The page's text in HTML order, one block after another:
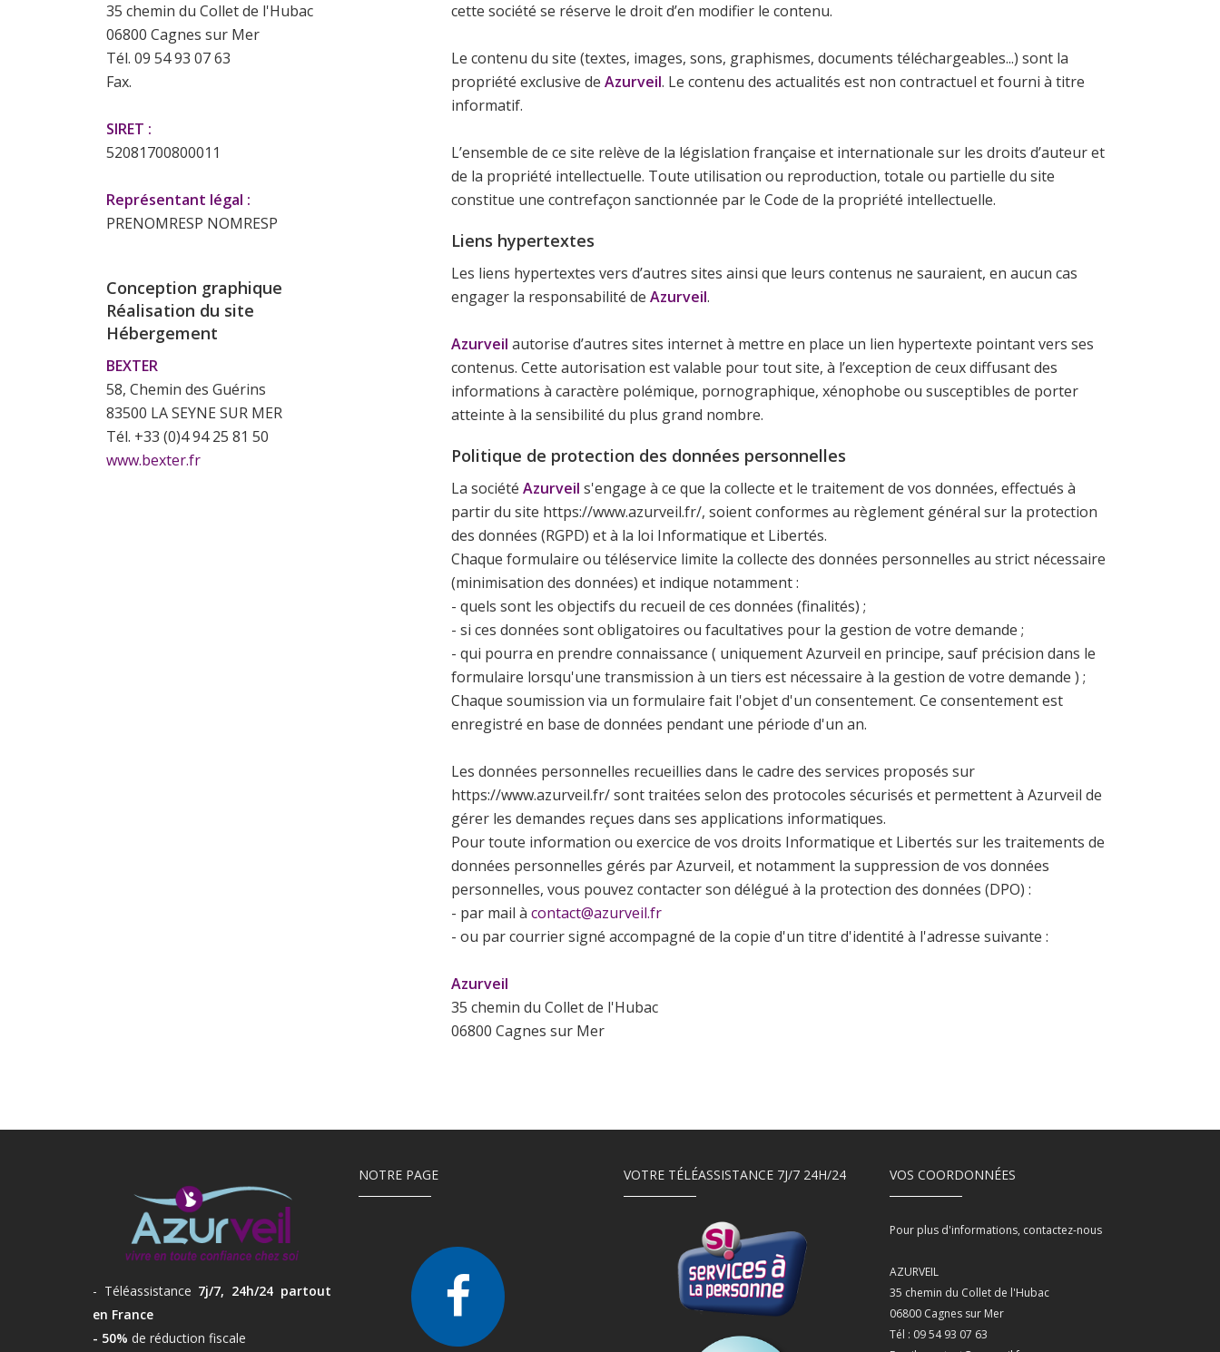
35 chemin du Collet de l'Hubac
06800 Cagnes sur Mer
Tél. 09 54 93 07 63
Fax.
SIRET :
52081700800011
Représentant légal :
PRENOMRESP NOMRESP
Conception graphique
Réalisation du site
Hébergement
BEXTER
58, Chemin des Guérins
83500 LA SEYNE SUR MER
Tél. +33 (0)4 94 25 81 50
www.bexter.fr
cette société se réserve le droit d’en modifier le contenu.
Le contenu du site (textes, images, sons, graphismes, documents téléchargeables...) sont la
propriété exclusive de Azurveil. Le contenu des actualités est non contractuel et fourni à titre
informatif.
L’ensemble de ce site relève de la législation française et internationale sur les droits d’auteur et
de la propriété intellectuelle. Toute utilisation ou reproduction, totale ou partielle du site
constitue une contrefaçon sanctionnée par le Code de la propriété intellectuelle.
Liens hypertextes
Les liens hypertextes vers d’autres sites ainsi que leurs contenus ne sauraient, en aucun cas
engager la responsabilité de Azurveil.
Azurveil autorise d’autres sites internet à mettre en place un lien hypertexte pointant vers ses
contenus. Cette autorisation est valable pour tout site, à l’exception de ceux diffusant des
informations à caractère polémique, pornographique, xénophobe ou susceptibles de porter
atteinte à la sensibilité du plus grand nombre.
Politique de protection des données personnelles
La société Azurveil s'engage à ce que la collecte et le traitement de vos données, effectués à
partir du site https://www.azurveil.fr/, soient conformes au règlement général sur la protection
des données (RGPD) et à la loi Informatique et Libertés.
Chaque formulaire ou téléservice limite la collecte des données personnelles au strict nécessaire
(minimisation des données) et indique notamment :
- quels sont les objectifs du recueil de ces données (finalités) ;
- si ces données sont obligatoires ou facultatives pour la gestion de votre demande ;
- qui pourra en prendre connaissance ( uniquement Azurveil en principe, sauf précision dans le
formulaire lorsqu'une transmission à un tiers est nécessaire à la gestion de votre demande ) ;
Chaque soumission via un formulaire fait l'objet d'un consentement. Ce consentement est
enregistré en base de données pendant une période d'un an.
Les données personnelles recueillies dans le cadre des services proposés sur
https://www.azurveil.fr/ sont traitées selon des protocoles sécurisés et permettent à Azurveil de
gérer les demandes reçues dans ses applications informatiques.
Pour toute information ou exercice de vos droits Informatique et Libertés sur les traitements de
données personnelles gérés par Azurveil, et notamment la suppression de vos données
personnelles, vous pouvez contacter son délégué à la protection des données (DPO) :
- par mail à contact@azurveil.fr
- ou par courrier signé accompagné de la copie d'un titre d'identité à l'adresse suivante :
Azurveil
35 chemin du Collet de l'Hubac
06800 Cagnes sur Mer
- Téléassistance 7j/7, 24h/24 partout
en France
- 50% de réduction fiscale
NOTRE PAGE VOTRE TÉLÉASSISTANCE 7J/7 24H/24 VOS COORDONNÉES
Pour plus d'informations, contactez-nous
AZURVEIL
35 chemin du Collet de l'Hubac
06800 Cagnes sur Mer
Tél : 09 54 93 07 63